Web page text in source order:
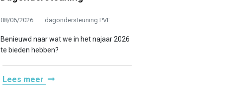
08/06/2026 dagondersteuning PVF
Benieuwd naar wat we in het najaar 2026
te bieden hebben?
Lees meer